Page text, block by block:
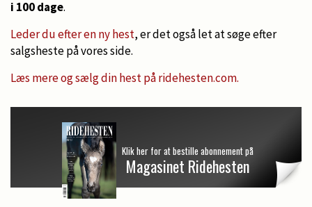
i 100 dage.
Leder du efter en ny hest, er det også let at søge efter
salgsheste på vores side.
Læs mere og sælg din hest på ridehesten.com.
Klik her for at bestille abonnement på
Magasinet Ridehesten